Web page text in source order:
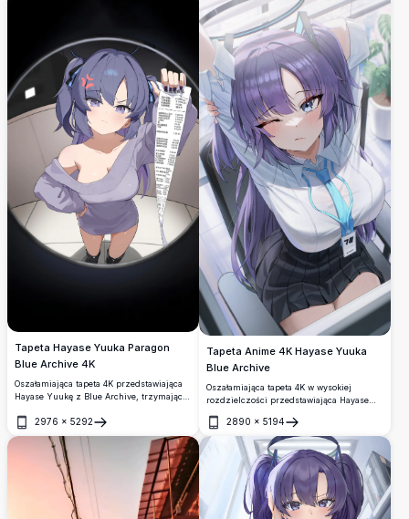
grafikę anime w dynamicznym designie w
stylu kart.
Tapeta Hayase Yuuka Paragon
Blue Archive 4K
Oszałamiająca tapeta 4K przedstawiająca
Hayase Yuukę z Blue Archive, trzymającą
ramionami. Wysokiej rozdzielczości
grafika anime z jej charakterystycznymi
fioletowymi włosami i podwójnymi
ogonami w dramatycznej perspektywie
2976 × 5292
Otwórz
Tapeta Anime 4K Hayase Yuuka
Blue Archive
Oszałamiająca tapeta 4K w wysokiej
rozdzielczości przedstawiająca Hayase
ikonicznym fioletowym włosem,
niebieskimi oczami, mundurem szkolnym
z niebieskim krawatem oraz
charakterystyczną aureolą we
współczesnym wnętrzu.
2890 × 5194
Otwórz